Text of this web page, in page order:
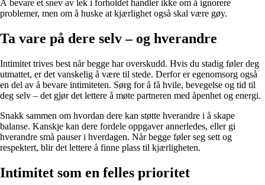
Å bevare et snev av lek i forholdet handler ikke om å ignorere
problemer, men om å huske at kjærlighet også skal være gøy.
Ta vare på dere selv – og hverandre
Intimitet trives best når begge har overskudd. Hvis du stadig føler deg
utmattet, er det vanskelig å være til stede. Derfor er egenomsorg også
en del av å bevare intimiteten. Sørg for å få hvile, bevegelse og tid til
deg selv – det gjør det lettere å møte partneren med åpenhet og energi.
Snakk sammen om hvordan dere kan støtte hverandre i å skape
balanse. Kanskje kan dere fordele oppgaver annerledes, eller gi
hverandre små pauser i hverdagen. Når begge føler seg sett og
respektert, blir det lettere å finne plass til kjærligheten.
Intimitet som en felles prioritet